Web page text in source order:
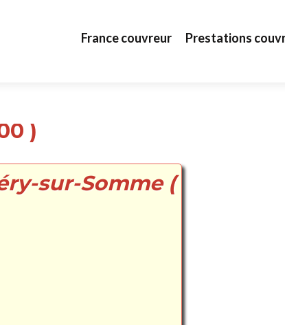
France couvreur Prestations
)
sur-Somme (